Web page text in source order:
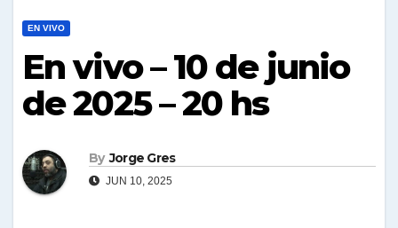
EN VIVO
En vivo – 10 de junio
de 2025 – 20 hs
By Jorge Gres
JUN 10, 2025